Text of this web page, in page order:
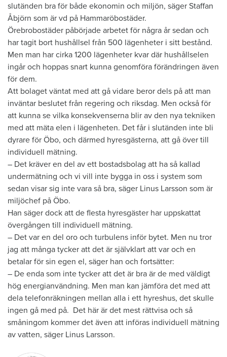
slutänden bra för både ekonomin och miljön, säger Staffan
Åbjörn som är vd på Hammaröbostäder.
Örebrobostäder påbörjade arbetet för några år sedan och
har tagit bort hushållsel från 500 lägenheter i sitt bestånd.
Men man har cirka 1200 lägenheter kvar där hushållselen
ingår och hoppas snart kunna genomföra förändringen även
för dem.
Att bolaget väntat med att gå vidare beror dels på att man
inväntar beslutet från regering och riksdag. Men också för
att kunna se vilka konsekvenserna blir av den nya tekniken
med att mäta elen i lägenheten. Det får i slutänden inte bli
dyrare för Öbo, och därmed hyresgästerna, att gå över till
individuell mätning.
– Det kräver en del av ett bostadsbolag att ha så kallad
undermätning och vi vill inte bygga in oss i system som
sedan visar sig inte vara så bra, säger Linus Larsson som är
miljöchef på Öbo.
Han säger dock att de flesta hyresgäster har uppskattat
övergången till individuell mätning.
– Det var en del oro och turbulens inför bytet. Men nu tror
jag att många tycker att det är självklart att var och en
betalar för sin egen el, säger han och fortsätter:
– De enda som inte tycker att det är bra är de med väldigt
hög energianvändning. Men man kan jämföra det med att
dela telefonräkningen mellan alla i ett hyreshus, det skulle
ingen gå med på. Det här är det mest rättvisa och så
småningom kommer det även att införas individuell mätning
av vatten, säger Linus Larsson.